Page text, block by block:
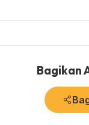
Bagikan